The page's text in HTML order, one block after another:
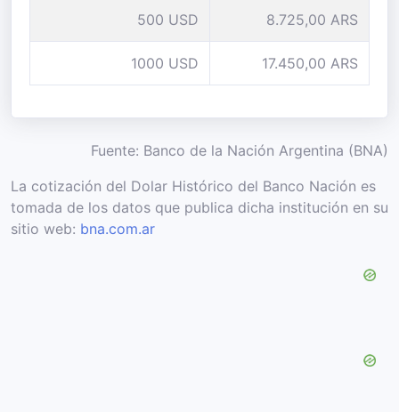
500 USD 8.725,00 ARS
1000 USD 17.450,00 ARS
Fuente: Banco de la Nación Argentina (BNA)
La cotización del Dolar Histórico del Banco Nación es
tomada de los datos que publica dicha institución en su
sitio web: bna.com.ar